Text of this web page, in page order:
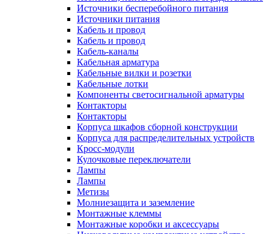
Источники бесперебойного питания
Источники питания
Кабель и провод
Кабель и провод
Кабель-каналы
Кабельная арматура
Кабельные вилки и розетки
Кабельные лотки
Компоненты светосигнальной арматуры
Контакторы
Контакторы
Корпуса шкафов сборной конструкции
Корпуса для распределительных устройств
Кросс-модули
Кулочковые переключатели
Лампы
Лампы
Метизы
Молниезащита и заземление
Монтажные клеммы
Монтажные коробки и аксессуары